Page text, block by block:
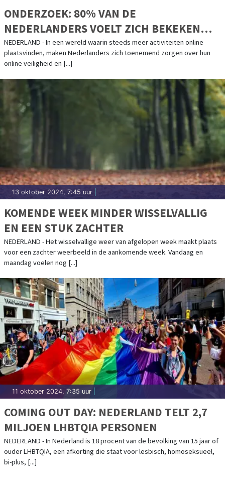
ONDERZOEK: 80% VAN DE
NEDERLANDERS VOELT ZICH BEKEKEN
TIJDENS ONLINE ACTIVITEITEN
NEDERLAND - In een wereld waarin steeds meer activiteiten online
plaatsvinden, maken Nederlanders zich toenemend zorgen over hun
online veiligheid en [...]
13 oktober 2024, 7:45 uur
KOMENDE WEEK MINDER WISSELVALLIG
EN EEN STUK ZACHTER
NEDERLAND - Het wisselvallige weer van afgelopen week maakt plaats
voor een zachter weerbeeld in de aankomende week. Vandaag en
maandag voelen nog [...]
11 oktober 2024, 7:35 uur
COMING OUT DAY: NEDERLAND TELT 2,7
MILJOEN LHBTQIA PERSONEN
NEDERLAND - In Nederland is 18 procent van de bevolking van 15 jaar of
ouder LHBTQIA, een afkorting die staat voor lesbisch, homoseksueel,
bi-plus, [...]